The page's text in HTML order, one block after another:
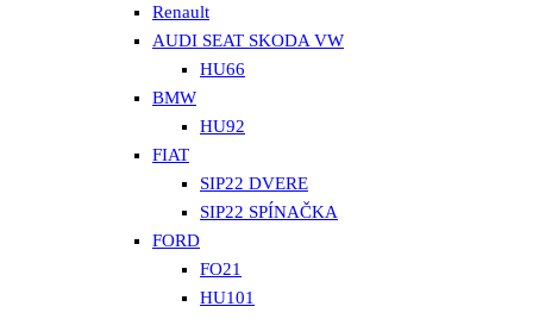
Renault
AUDI SEAT SKODA VW
HU66
BMW
HU92
FIAT
SIP22 DVERE
SIP22 SPÍNAČKA
FORD
FO21
HU101